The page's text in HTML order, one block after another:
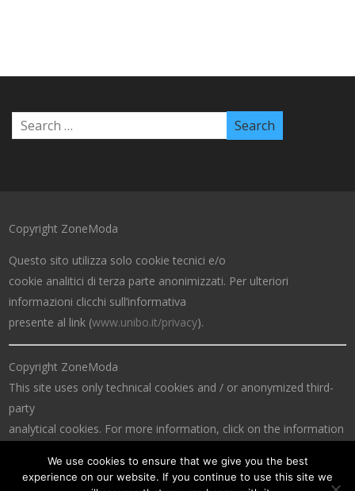
Copyright ZoneModa
Questo sito utilizza solo cookie tecnici e/o
cookie analitici di terza parte anonimizzati. Per ulteriori
informazioni clicchi sull’informativa
presente al link (www.unibo.it/privacy).
Copyright ZoneModa
This site uses only technical cookies and / or anonymized third-
party
analytical cookies. For more information, click on the information
We use cookies to ensure that we give you the best
experience on our website. If you continue to use this site we